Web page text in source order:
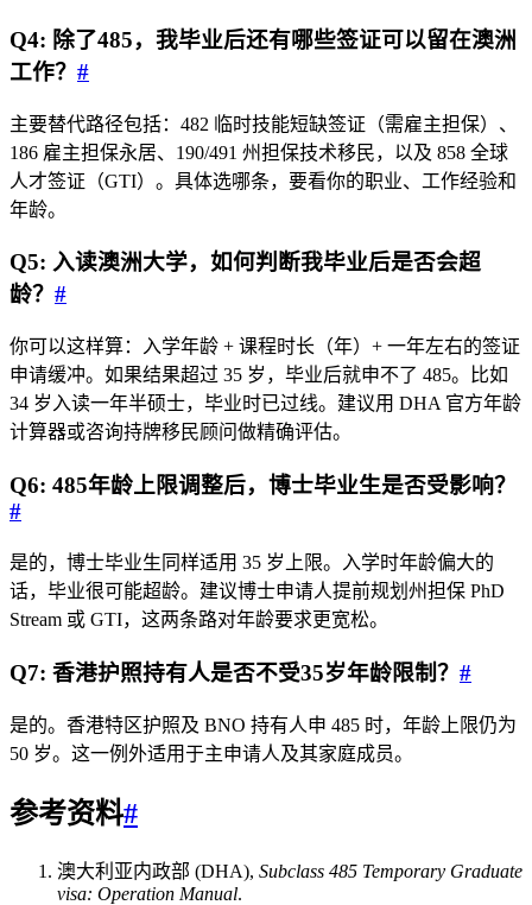
Q4: 除了485，我毕业后还有哪些签证可以留在澳洲
工作？ #
主要替代路径包括：482 临时技能短缺签证（需雇主担保）、
186 雇主担保永居、190/491 州担保技术移民，以及 858 全球
人才签证（GTI）。具体选哪条，要看你的职业、工作经验和
年龄。
Q5: 入读澳洲大学，如何判断我毕业后是否会超
龄？ #
你可以这样算：入学年龄 + 课程时长（年）+ 一年左右的签证
申请缓冲。如果结果超过 35 岁，毕业后就申不了 485。比如
34 岁入读一年半硕士，毕业时已过线。建议用 DHA 官方年龄
计算器或咨询持牌移民顾问做精确评估。
Q6: 485年龄上限调整后，博士毕业生是否受影响？
#
是的，博士毕业生同样适用 35 岁上限。入学时年龄偏大的
话，毕业很可能超龄。建议博士申请人提前规划州担保 PhD
Stream 或 GTI，这两条路对年龄要求更宽松。
Q7: 香港护照持有人是否不受35岁年龄限制？ #
是的。香港特区护照及 BNO 持有人申 485 时，年龄上限仍为
50 岁。这一例外适用于主申请人及其家庭成员。
参考资料#
澳大利亚内政部 (DHA), Subclass 485 Temporary Graduate
visa: Operation Manual.